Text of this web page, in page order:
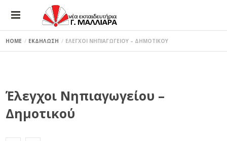
HOME ΕΚΔΗΛΩΣΗ ΕΛΕΓΧΟΙ ΝΗΠΙΑΓΩΓΕΙΟΥ – ΔΗΜΟΤΙΚΟΥ
Έλεγχοι Νηπιαγωγείου –
Δημοτικού